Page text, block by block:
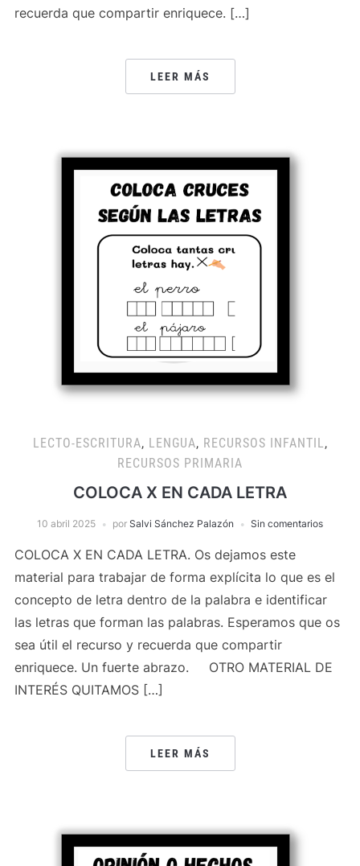
recuerda que compartir enriquece. […]
LEER MÁS
LECTO-ESCRITURA, LENGUA, RECURSOS INFANTIL,
RECURSOS PRIMARIA
COLOCA X EN CADA LETRA
10 abril 2025 por Salvi Sánchez Palazón Sin comentarios
COLOCA X EN CADA LETRA. Os dejamos este
material para trabajar de forma explícita lo que es el
concepto de letra dentro de la palabra e identificar
las letras que forman las palabras. Esperamos que os
sea útil el recurso y recuerda que compartir
enriquece. Un fuerte abrazo. OTRO MATERIAL DE
INTERÉS QUITAMOS […]
LEER MÁS